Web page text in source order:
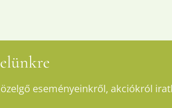
eseményeinkről, akciókról